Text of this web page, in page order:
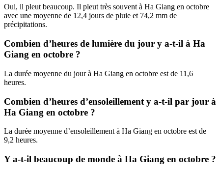
Oui, il pleut beaucoup. Il pleut très souvent à Ha Giang en octobre
avec une moyenne de 12,4 jours de pluie et 74,2 mm de
précipitations.
Combien d’heures de lumière du jour y a-t-il à Ha
Giang en octobre ?
La durée moyenne du jour à Ha Giang en octobre est de 11,6
heures.
Combien d’heures d’ensoleillement y a-t-il par jour à
Ha Giang en octobre ?
La durée moyenne d’ensoleillement à Ha Giang en octobre est de
9,2 heures.
Y a-t-il beaucoup de monde à Ha Giang en octobre ?